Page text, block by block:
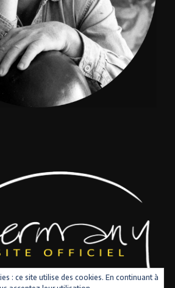
: ce site utilise des cookies. En continuant à